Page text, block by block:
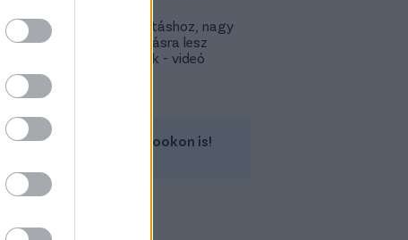
továbbjutáshoz, nagy
feltámadásra lesz
szükségük - videó
Kövess minket a Facebookon is!